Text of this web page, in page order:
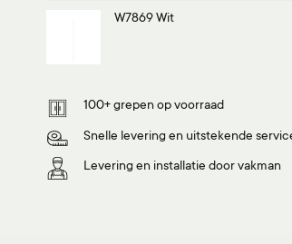
W7869 Wit
100+ grepen op voorraad
Snelle levering en uitstekende
Levering en installatie door vakman